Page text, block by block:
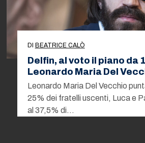
DI BEATRICE CALÒ
Delfin, al voto il piano da
Leonardo Maria Del
Leonardo Maria Del Vecchio
25% dei fratelli uscenti, Luca e
al 37,5% di…